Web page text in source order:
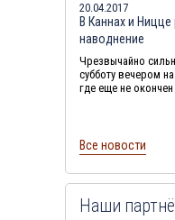
20.04.2017
В Каннах и
наводнение
Чрезвычайно
субботу вечером
где еще не окончен
Все новости
Наши